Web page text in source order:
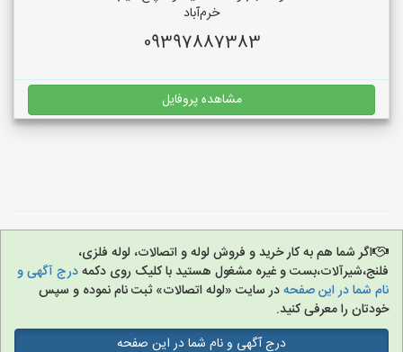
خرم‌آباد
09397887383
مشاهده پروفایل
اگر شما هم به کار خرید و فروش لوله و اتصالات، لوله فلزی،
فلنج،شیرآلات،بست و غیره مشغول هستید با کلیک روی دکمهدرج آگهی و
نام شما در این صفحهدر سایت «لوله اتصالات» ثبت نام نموده و سپس
خودتان را معرفی کنید.
درج آگهی و نام شما در این صفحه